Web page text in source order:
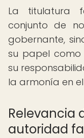
La titulatura
conjunto de
gobernante,
su papel como
su
la armonía en el
Relevancia
autoridad